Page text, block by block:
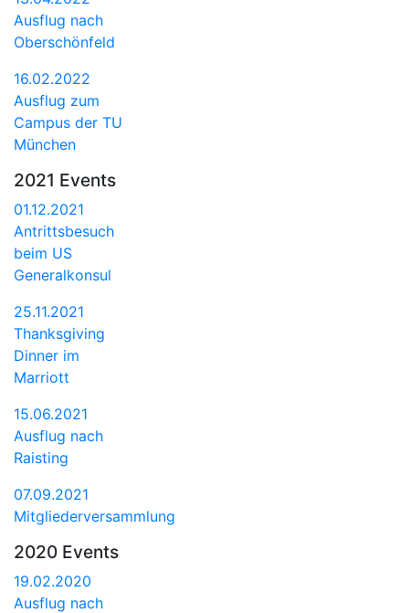
Ausflug nach
Oberschönfeld
16.02.2022
Ausflug zum
Campus der TU
München
2021 Events
01.12.2021
Antrittsbesuch
beim US
Generalkonsul
25.11.2021
Thanksgiving
Dinner im
Marriott
15.06.2021
Ausflug nach
Raisting
07.09.2021
Mitgliederversammlung
2020 Events
19.02.2020
Ausflug nach